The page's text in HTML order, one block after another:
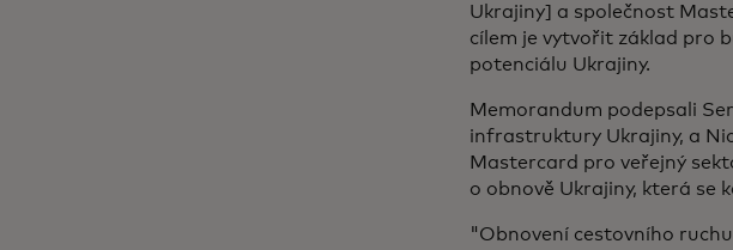
Ukrajiny] a společnost
cílem je vytvořit základ pro
potenciálu Ukrajiny.
Memorandum podepsali
infrastruktury Ukrajiny, a
Mastercard pro veřejný
o obnově Ukrajiny, která se
"Obnovení cestovního